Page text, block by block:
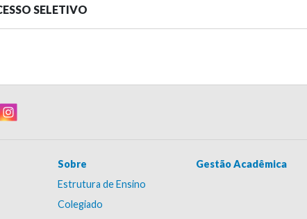
SELETIVO
Sobre
Estrutura de Ensino
Colegiado
Gestão Acadêmica